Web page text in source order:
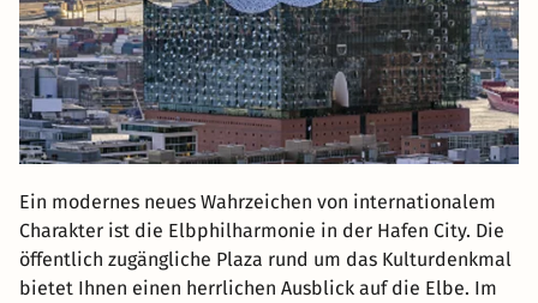
Ein modernes neues Wahrzeichen von internationalem
Charakter ist die Elbphilharmonie in der Hafen City. Die
öffentlich zugängliche Plaza rund um das Kulturdenkmal
bietet Ihnen einen herrlichen Ausblick auf die Elbe. Im